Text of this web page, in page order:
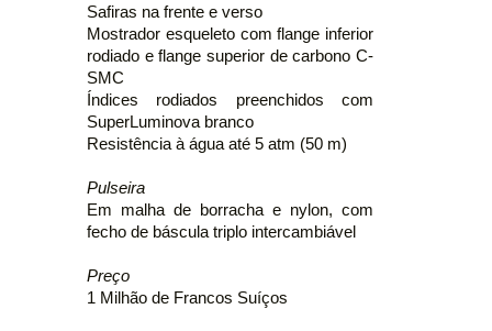
Safiras na frente e verso
Mostrador esqueleto com flange inferior
rodiado e flange superior de carbono C-
SMC
Índices rodiados preenchidos com
SuperLuminova branco
Resistência à água até 5 atm (50 m)
Pulseira
Em malha de borracha e nylon, com
fecho de báscula triplo intercambiável
Preço
1 Milhão de Francos Suíços